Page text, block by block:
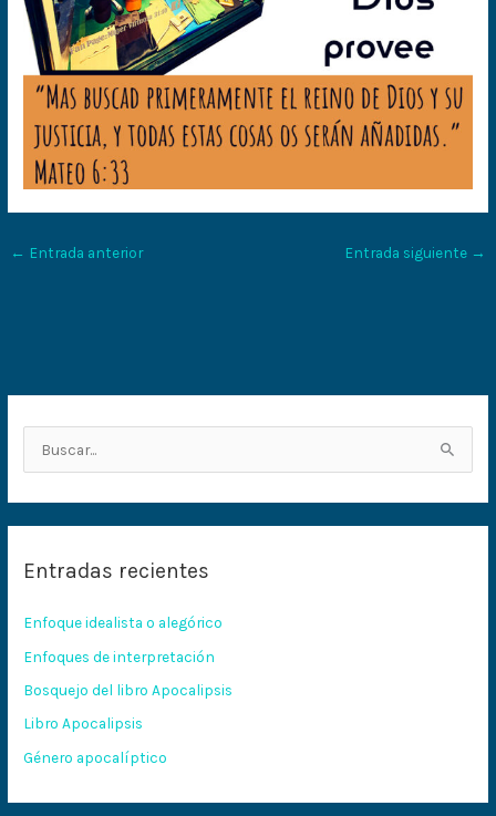
← Entrada anterior Entrada siguiente →
a
p
o
r
:
Entradas recientes
Enfoque idealista o alegórico
Enfoques de interpretación
Bosquejo del libro Apocalipsis
Libro Apocalipsis
Género apocalíptico